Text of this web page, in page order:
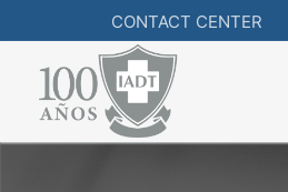
al
contenido
CONTACT CENTER
INICIO EL PACIENTE Y